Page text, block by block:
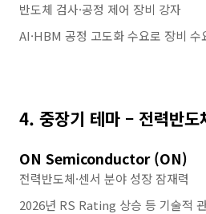
반도체 검사·공정 제어 장비 강자
AI·HBM 공정 고도화 수요로 장비 수
4. 중장기 테마 – 전력반도
ON Semiconductor (ON)
전력반도체·센서 분야 성장 잠재력
2026년 RS Rating 상승 등 기술적